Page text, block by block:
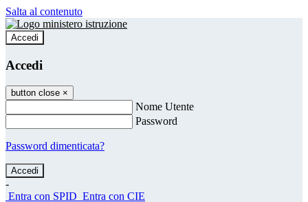
Salta al contenuto
Accedi
Accedi
button close ×
Nome Utente
Password
Password dimenticata?
-
Entra con SPID Entra con CIE